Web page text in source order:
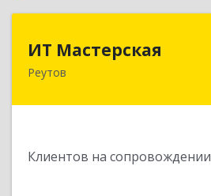
ИТ Мастерская
Реутов
Клиентов на сопровождении